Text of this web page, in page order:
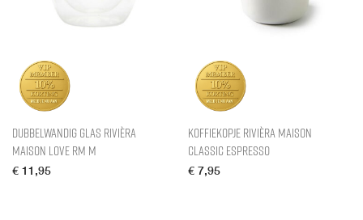
Dubbelwandig Glas Rivièra
Maison Love RM M
€ 11,95
Koffiekopje Rivièra Maison
Classic Espresso
€ 7,95